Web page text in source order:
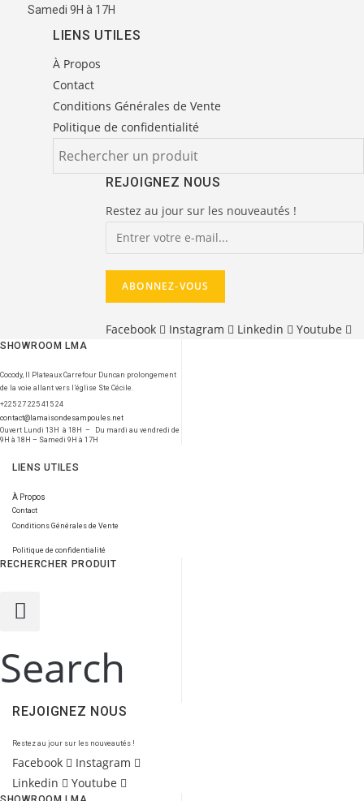
Samedi 9H à 17H
LIENS UTILES
À Propos
Contact
Conditions Générales de Vente
Politique de confidentialité
REJOIGNEZ NOUS
Restez au jour sur les nouveautés !
Facebook Instagram Linkedin Youtube
SHOWROOM LMA
Cocody, II Plateaux Carrefour Duncan prolongement
de la voie allant vers l’église Ste Cécile.
+225 27 225 415 24
contact@lamaisondesampoules.net
Ouvert Lundi 13H à 18H – Du mardi au vendredi de
9H à 18H – Samedi 9H à 17H
LIENS UTILES
À Propos
Contact
Conditions Générales de Vente
Politique de confidentialité
RECHERCHER PRODUIT
Search
REJOIGNEZ NOUS
Restez au jour sur les nouveautés !
Facebook
Instagram
Linkedin
Youtube